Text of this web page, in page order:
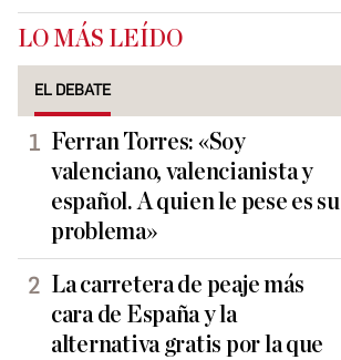
LO MÁS LEÍDO
EL DEBATE
Ferran Torres: «Soy
valenciano, valencianista y
español. A quien le pese es su
problema»
La carretera de peaje más
cara de España y la
alternativa gratis por la que